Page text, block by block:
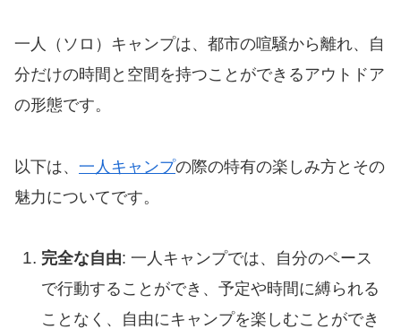
一人（ソロ）キャンプは、都市の喧騒から離れ、自
分だけの時間と空間を持つことができるアウトドア
の形態です。
以下は、 一人キャンプの際の特有の楽しみ方とその
魅力についてです。
完全な自由: 一人キャンプでは、自分のペース
で行動することができ、予定や時間に縛られる
ことなく、自由にキャンプを楽しむことができ